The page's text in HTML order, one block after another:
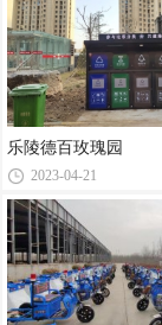
乐陵德百玫瑰园
2023-04-21